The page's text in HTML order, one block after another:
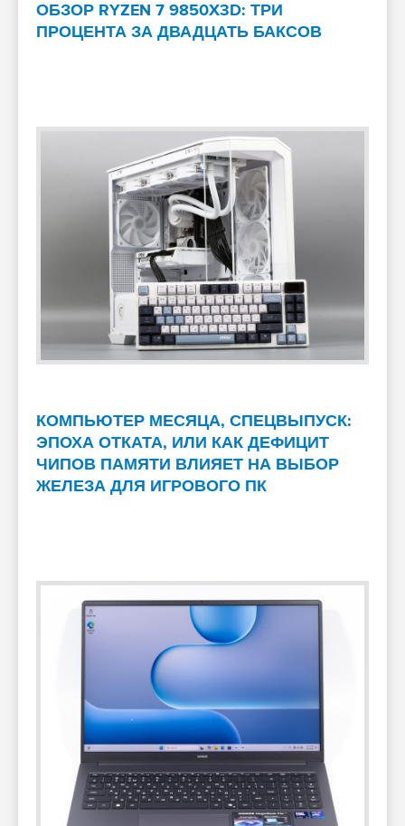
ОБЗОР RYZEN 7 9850X3D: ТРИ
ПРОЦЕНТА ЗА ДВАДЦАТЬ БАКСОВ
КОМПЬЮТЕР МЕСЯЦА, СПЕЦВЫПУСК:
ЭПОХА ОТКАТА, ИЛИ КАК ДЕФИЦИТ
ЧИПОВ ПАМЯТИ ВЛИЯЕТ НА ВЫБОР
ЖЕЛЕЗА ДЛЯ ИГРОВОГО ПК